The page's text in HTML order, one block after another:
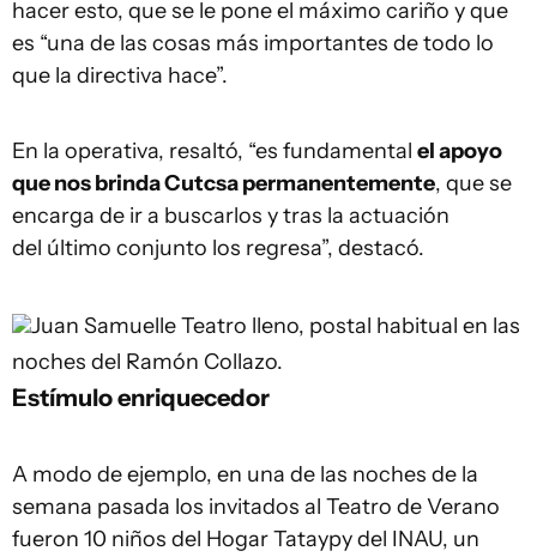
hacer esto, que se le pone el máximo cariño y que
es “una de las cosas más importantes de todo lo
que la directiva hace”.
En la operativa, resaltó, “es fundamental el apoyo
que nos brinda Cutcsa permanentemente, que se
encarga de ir a buscarlos y tras la actuación
del último conjunto los regresa”, destacó.
Juan SamuelleTeatro lleno, postal habitual en las
noches del Ramón Collazo.
Estímulo enriquecedor
A modo de ejemplo, en una de las noches de la
semana pasada los invitados al Teatro de Verano
fueron 10 niños del Hogar Tataypy del INAU, un